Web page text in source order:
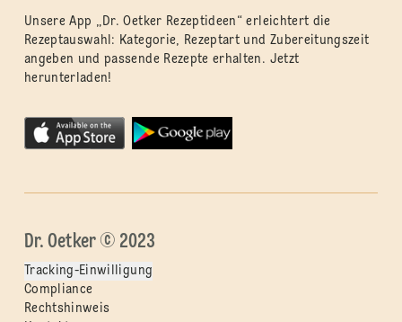
Unsere App „Dr. Oetker Rezeptideen“ erleichtert die
Rezeptauswahl: Kategorie, Rezeptart und Zubereitungszeit
angeben und passende Rezepte erhalten. Jetzt
herunterladen!
Dr. Oetker © 2023
Tracking-Einwilligung
Compliance
Rechtshinweis